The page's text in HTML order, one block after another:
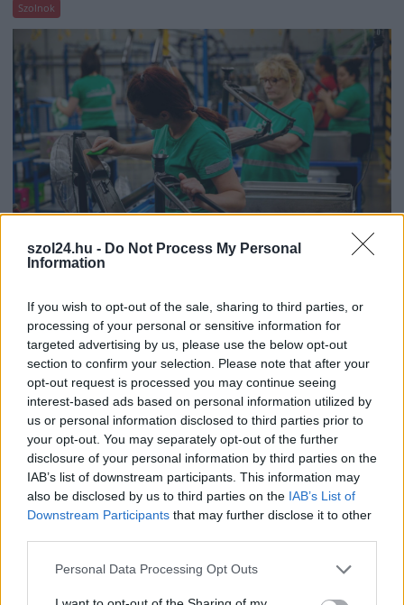
szol24.hu - Do Not Process My Personal
Information
If you wish to opt-out of the sale, sharing to third parties, or
processing of your personal or sensitive information for
targeted advertising by us, please use the below opt-out
section to confirm your selection. Please note that after your
opt-out request is processed you may continue seeing
interest-based ads based on personal information utilized by
us or personal information disclosed to third parties prior to
your opt-out. You may separately opt-out of the further
disclosure of your personal information by third parties on the
IAB’s list of downstream participants. This information may
also be disclosed by us to third parties on the IAB’s List of
Downstream Participants that may further disclose it to other
Please note that this website/app uses one or more Google
Personal Data Processing Opt Outs
Szolnok
A polgármester a szolnoki cégekhez fordult: több
száz elbocsátott dolgozón segítene
Munkalehetőséget kér a térség vállalkozásaitól Szolnok
polgármestere. A tószegi kerékpárgyár bezárása után
közzétett felhívásának célja, hogy...
Szolnok